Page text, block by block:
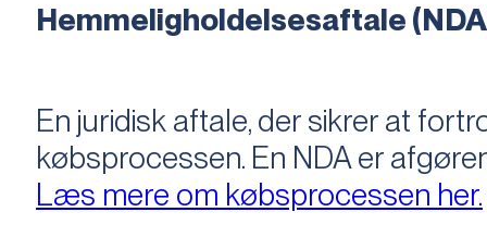
Hemmeligholdelsesaftale
En juridisk aftale, der sikrer at
købsprocessen​​. En NDA er
Læs mere om købsprocessen her.